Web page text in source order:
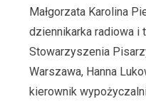
Małgorzata Karolina
dziennikarka radiowa i
Stowarzyszenia
Warszawa, Hanna
kierownik